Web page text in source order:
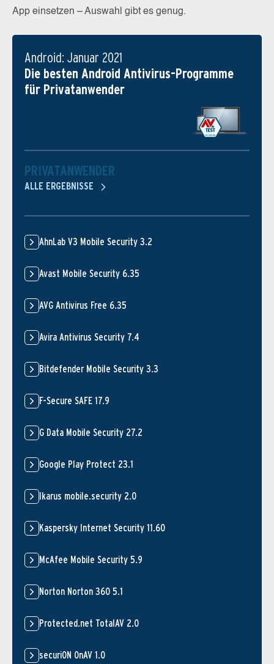
App einsetzen – Auswahl gibt es genug.
Android: Januar 2021
Die besten Android Antivirus-Programme
für Privatanwender
PRIVATANWENDER
ALLE ERGEBNISSE
AhnLab V3 Mobile Security 3.2
Avast Mobile Security 6.35
AVG Antivirus Free 6.35
Avira Antivirus Security 7.4
Bitdefender Mobile Security 3.3
F-Secure SAFE 17.9
G Data Mobile Security 27.2
Google Play Protect 23.1
Ikarus mobile.security 2.0
Kaspersky Internet Security 11.60
McAfee Mobile Security 5.9
Norton Norton 360 5.1
Protected.net TotalAV 2.0
securiON OnAV 1.0